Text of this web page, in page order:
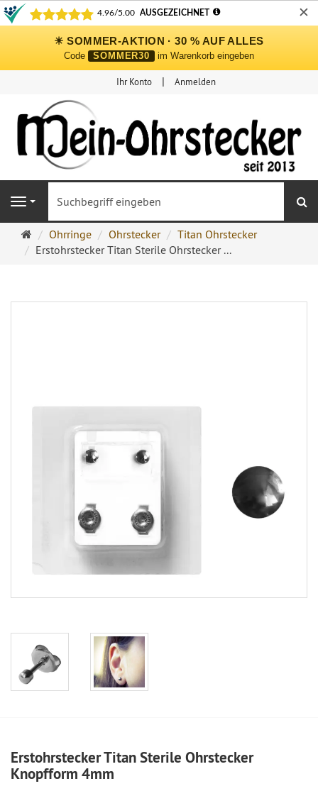
✕
☀ SOMMER-AKTION · 30 % AUF ALLES
Code SOMMER30 im Warenkorb eingeben
Ihr Konto Anmelden
Navigation
Ohrringe
Ohrstecker
Ohrringe Ohrstecker
Titan Ohrstecker
Erstohrstecker Titan Sterile Ohrstecker ...
Erstohrstecker Titan Sterile Ohrstecker
Knopfform 4mm